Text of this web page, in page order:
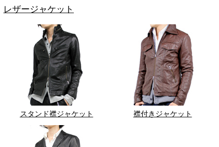
レザージャケット
スタンド襟ジャケット 襟付きジャケット